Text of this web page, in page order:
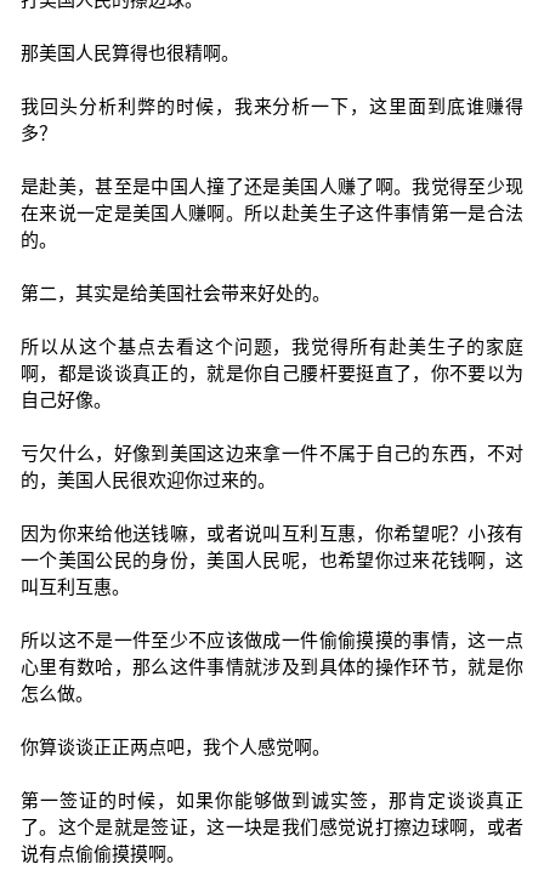
那美国人民算得也很精啊。
我回头分析利弊的时候，我来分析一下，这里面到底谁赚得
多？
是赴美，甚至是中国人撞了还是美国人赚了啊。我觉得至少现
在来说一定是美国人赚啊。所以赴美生子这件事情第一是合法
的。
第二，其实是给美国社会带来好处的。
所以从这个基点去看这个问题，我觉得所有赴美生子的家庭
啊，都是谈谈真正的，就是你自己腰杆要挺直了，你不要以为
自己好像。
亏欠什么，好像到美国这边来拿一件不属于自己的东西，不对
的，美国人民很欢迎你过来的。
因为你来给他送钱嘛，或者说叫互利互惠，你希望呢？小孩有
一个美国公民的身份，美国人民呢，也希望你过来花钱啊，这
叫互利互惠。
所以这不是一件至少不应该做成一件偷偷摸摸的事情，这一点
心里有数哈，那么这件事情就涉及到具体的操作环节，就是你
怎么做。
你算谈谈正正两点吧，我个人感觉啊。
第一签证的时候，如果你能够做到诚实签，那肯定谈谈真正
了。这个是就是签证，这一块是我们感觉说打擦边球啊，或者
说有点偷偷摸摸啊。